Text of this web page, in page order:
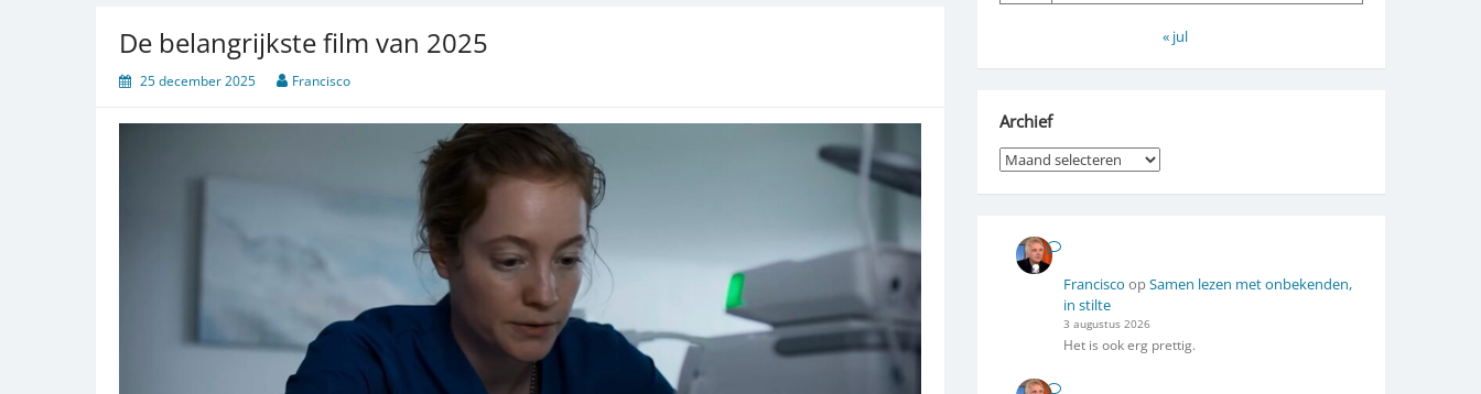
beseft…
De belangrijkste film van 2025
25 december 2025 Francisco
« jul
Archief
Archief
Francisco opSamen lezen met onbekenden,
in stilte
3 augustus 2026
Het is ook erg prettig.